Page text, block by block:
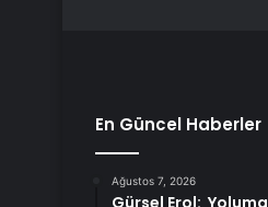
En Güncel Haberler
Ağustos 7, 2026